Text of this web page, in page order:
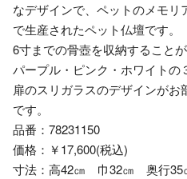
なデザインで、ペットのメモ
で生産されたペット仏壇です。
6寸までの骨壺を収納することが
パープル・ピンク・ホワイトの
扉のスリガラスのデザインが
です。
品番：78231150
価格：￥17,600(税込)
寸法：高42㎝ 巾32㎝ 奥行35